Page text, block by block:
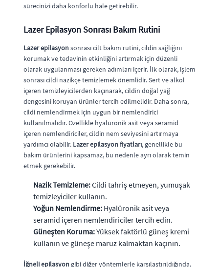
sürecinizi daha konforlu hale getirebilir.
Lazer Epilasyon Sonrası Bakım Rutini
Lazer epilasyonsonrası cilt bakım rutini, cildin sağlığını
korumak ve tedavinin etkinliğini artırmak için düzenli
olarak uygulanması gereken adımları içerir. İlk olarak, işlem
sonrası cildi nazikçe temizlemek önemlidir. Sert ve alkol
içeren temizleyicilerden kaçınarak, cildin doğal yağ
dengesini koruyan ürünler tercih edilmelidir. Daha sonra,
cildi nemlendirmek için uygun bir nemlendirici
kullanılmalıdır. Özellikle hyalüronik asit veya seramid
içeren nemlendiriciler, cildin nem seviyesini artırmaya
yardımcı olabilir. Lazer epilasyon fiyatları, genellikle bu
bakım ürünlerini kapsamaz, bu nedenle ayrı olarak temin
etmek gerekebilir.
Nazik Temizleme:Cildi tahriş etmeyen, yumuşak
temizleyiciler kullanın.
Yoğun Nemlendirme: Hyalüronik asit veya
seramid içeren nemlendiriciler tercih edin.
Güneşten Koruma:Yüksek faktörlü güneş kremi
kullanın ve güneşe maruz kalmaktan kaçının.
İğneli epilasyon gibi diğer yöntemlerle karşılaştırıldığında,